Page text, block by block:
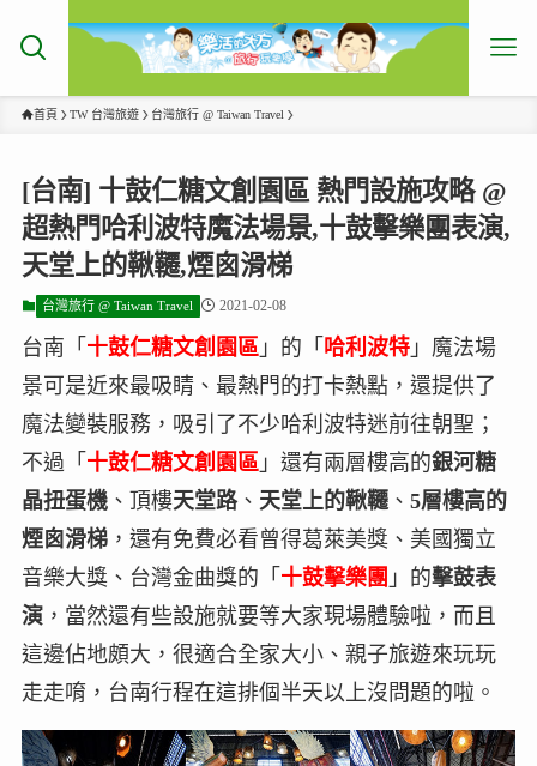
首頁 TW 台灣旅遊 台灣旅行 @ Taiwan Travel
[台南] 十鼓仁糖文創園區 熱門設施攻略 @
超熱門哈利波特魔法場景,十鼓擊樂團表演,
天堂上的鞦韆,煙囪滑梯
台灣旅行 @ Taiwan Travel 2021-02-08
台南「 十鼓仁糖文創園區」的「 哈利波特」魔法場
景可是近來最吸睛、最熱門的打卡熱點，還提供了
魔法變裝服務，吸引了不少哈利波特迷前往朝聖；
不過「 十鼓仁糖文創園區」還有兩層樓高的銀河糖
晶扭蛋機、頂樓天堂路、 天堂上的鞦韆、 5層樓高的
煙囪滑梯，還有免費必看曾得葛萊美獎、美國獨立
音樂大獎、台灣金曲獎的「 十鼓擊樂團 」的擊鼓表
演，當然還有些設施就要等大家現場體驗啦，而且
這邊佔地頗大，很適合全家大小、親子旅遊來玩玩
走走唷，台南行程在這排個半天以上沒問題的啦。